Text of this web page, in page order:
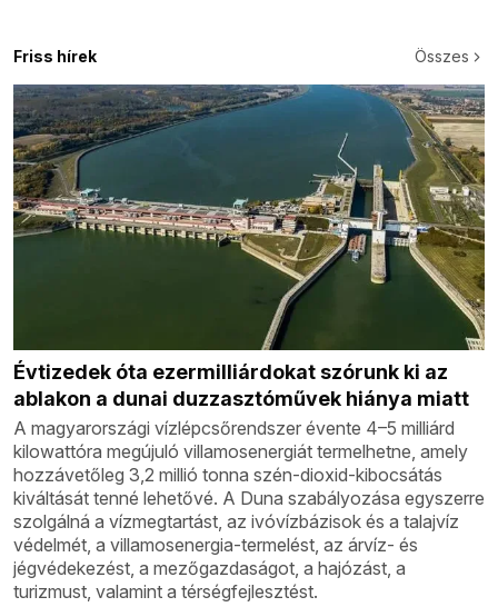
Friss hírek Összes
Évtizedek óta ezermilliárdokat szórunk ki az
ablakon a dunai duzzasztóművek hiánya miatt
A magyarországi vízlépcsőrendszer évente 4–5 milliárd
kilowattóra megújuló villamosenergiát termelhetne, amely
hozzávetőleg 3,2 millió tonna szén-dioxid-kibocsátás
kiváltását tenné lehetővé. A Duna szabályozása egyszerre
szolgálná a vízmegtartást, az ivóvízbázisok és a talajvíz
védelmét, a villamosenergia-termelést, az árvíz- és
jégvédekezést, a mezőgazdaságot, a hajózást, a
turizmust, valamint a térségfejlesztést.